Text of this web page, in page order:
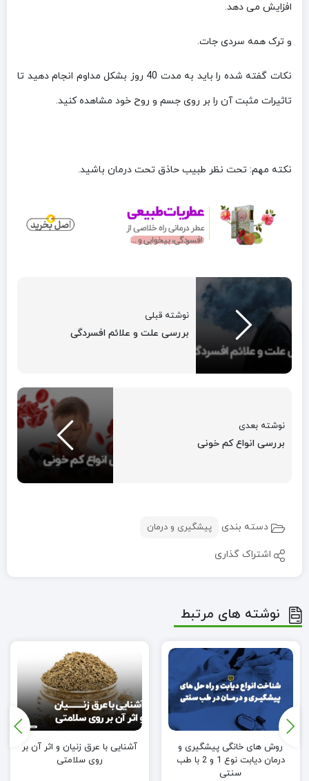
افزایش می دهد.
و ترک همه سردی جات.
نکات گفته شده را باید به مدت 40 روز بشکل مداوم انجام دهید تا
تاثیرات مثبت آن را بر روی جسم و روح خود مشاهده کنید.
نکته مهم: تحت نظر طبیب حاذق تحت درمان باشید.
نوشته قبلی
بررسی علت و علائم افسردگی
نوشته بعدی
بررسی انواع کم خونی
دسته بندی پیشگیری و درمان
اشتراک گذاری
نوشته های مرتبط
روش های خانگی پیشگیری و
درمان دیابت نوع 1 و 2 با طب
سنتی
آشنایی با عرق زنیان و اثر آن بر
روی سلامتی